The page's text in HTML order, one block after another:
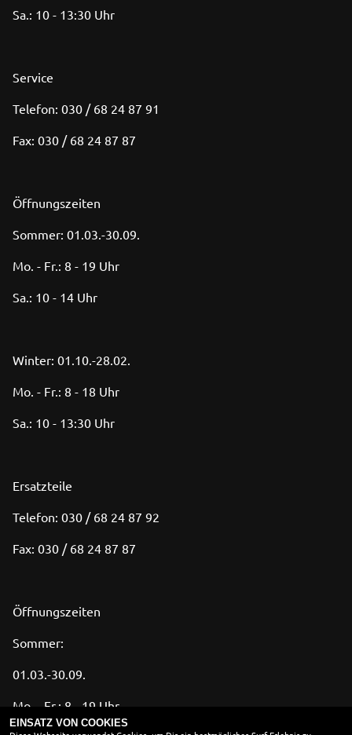
Sa.: 10 - 13:30 Uhr
Service
Telefon: 030 / 68 24 87 91
Fax: 030 / 68 24 87 87
Öffnungszeiten
Sommer: 01.03.-30.09.
Mo. - Fr.: 8 - 19 Uhr
Sa.: 10 - 14 Uhr
Winter: 01.10.-28.02.
Mo. - Fr.: 8 - 18 Uhr
Sa.: 10 - 13:30 Uhr
Ersatzteile
Telefon: 030 / 68 24 87 92
Fax: 030 / 68 24 87 87
Öffnungszeiten
Sommer:
01.03.-30.09.
Mo. - Fr.: 8 - 19 Uhr
EINSATZ VON COOKIES